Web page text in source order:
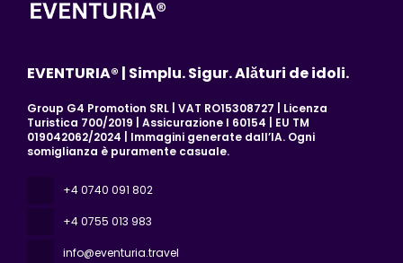
EVENTURIA® | Simplu. Sigur. Alături de idoli.
Group G4 Promotion SRL | VAT RO15308727 | Licenza
Turistica 700/2019 | Assicurazione I 60154 | EU TM
019042062/2024 | Immagini generate dall’IA. Ogni
somiglianza è puramente casuale.
+4 0740 091 802
+4 0755 013 983
info@eventuria.travel